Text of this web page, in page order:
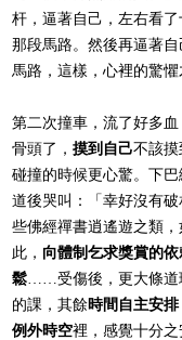
杆，逼著自己，左右看
那段馬路。然後再逼著
馬路，這樣，心裡的驚懼
第二次撞車，流了好多
骨頭了，摸到自己不該摸
碰撞的時候更心驚。下
道後哭叫：「幸好沒有
些佛經禪書逍遙遊之類
此， 向體制乞求獎賞的依
鬆 ……受傷後，更大條道
的課，其餘時間自主安排
例外時空裡，感覺十分之